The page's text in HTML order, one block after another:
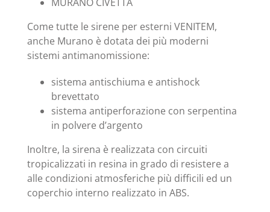
Come tutte le sirene per esterni VENITEM,
anche Murano è dotata dei più moderni
sistemi antimanomissione:
sistema antischiuma e antishock
brevettato
sistema antiperforazione con serpentina
in polvere d’argento
Inoltre, la sirena è realizzata con circuiti
tropicalizzati in resina in grado di resistere a
alle condizioni atmosferiche più difficili ed un
coperchio interno realizzato in ABS.